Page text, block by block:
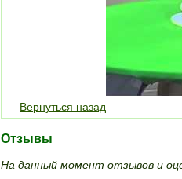
Вернуться назад
Отзывы
На данный момент отзывов и